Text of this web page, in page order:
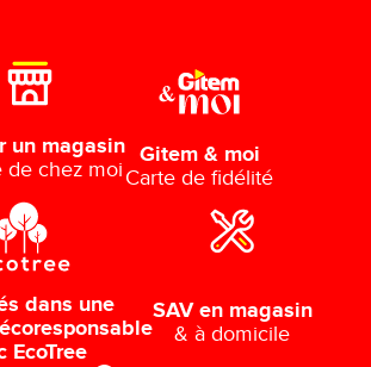
un magasin
de chez moi
Gitem & moi
Carte de fidélité
dans une
EcoTree
SAV en magasin
& à domicile